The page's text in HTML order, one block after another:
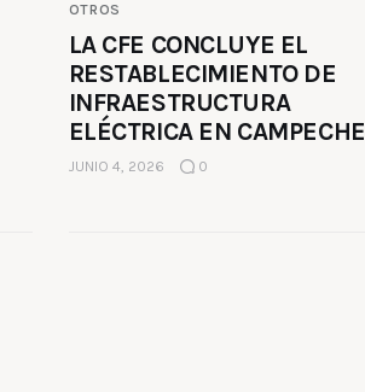
OTROS
LA CFE CONCLUYE EL
RESTABLECIMIENTO DE
INFRAESTRUCTURA
ELÉCTRICA EN CAMPECHE
JUNIO 4, 2026 0